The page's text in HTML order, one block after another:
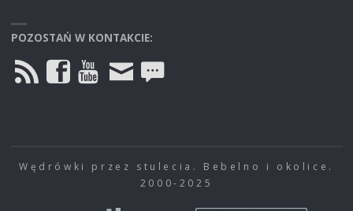
POZOSTAŃ W KONTAKCIE:
Wędrówki przez stulecia. Bebelno i okolice.
2000-2025